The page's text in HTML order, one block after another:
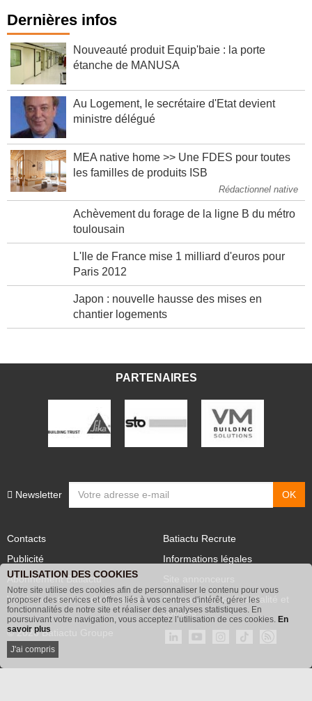
Dernières infos
Nouveauté produit Equip'baie : la porte
Au Logement, le secrétaire d'Etat devient
MEA native home >> Une FDES pour toutes
Rédactionnel native
Achèvement du forage de la ligne B du métro
L'Ile de France mise 1 milliard d'euros pour
Japon : nouvelle hausse des mises en
Publicité
Abonnement Batiactu
Voir les contenus+ de Batiactu
Site annonceurs
Politique de confidentialité et
cookies
© 2026 Batiactu Groupe
UTILISATION DES COOKIES
Notre site utilise des cookies afin de personnaliser le contenu pour vous
proposer des services et offres liés à vos centres d'intérêt, gérer les
fonctionnalités de notre site et réaliser des analyses statistiques. En
poursuivant votre navigation, vous acceptez l’utilisation de ces cookies. En
savoir plus
J'ai compris